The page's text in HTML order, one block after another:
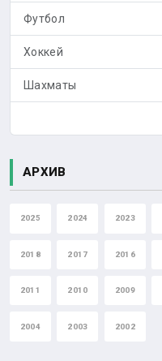
Футбол
Хоккей
Шахматы
АРХИВ
2025 2024 2023
2018 2017 2016
2011 2010 2009
2004 2003 2002